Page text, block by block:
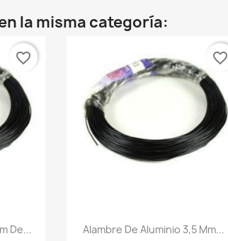
la misma categoría:
De...
favorite_border
Vista rápida
Alambre De Aluminio 3,5 Mm...
favorite_border